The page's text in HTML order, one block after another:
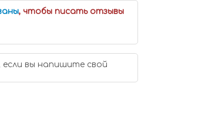
, чтобы писать отзывы
вы напишите свой